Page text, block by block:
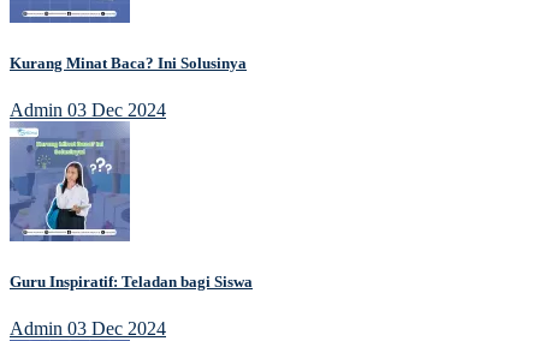
Kurang Minat Baca? Ini Solusinya
Admin 03 Dec 2024
Guru Inspiratif: Teladan bagi Siswa
Admin 03 Dec 2024